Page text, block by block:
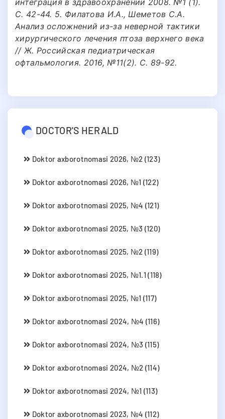
С. 42-44. 5. Филатова И.А., Шеметов С.А.
Анализ осложнений из-за неверной тактики
хирургического лечения птоза верхнего века
// Ж. Российская педиатрическая
офтальмология. 2016, №11(2). С. 89-92.
DOCTOR'S HERALD
Doktor axborotnomasi 2026, №2 (123)
Doktor axborotnomasi 2026, №1 (122)
Doktor axborotnomasi 2025, №4 (121)
Doktor axborotnomasi 2025, №3 (120)
Doktor axborotnomasi 2025, №2 (119)
Doktor axborotnomasi 2025, №1.1 (118)
Doktor axborotnomasi 2025, №1 (117)
Doktor axborotnomasi 2024, №4 (116)
Doktor axborotnomasi 2024, №3 (115)
Doktor axborotnomasi 2024, №2 (114)
Doktor axborotnomasi 2024, №1 (113)
Doktor axborotnomasi 2023, №4 (112)